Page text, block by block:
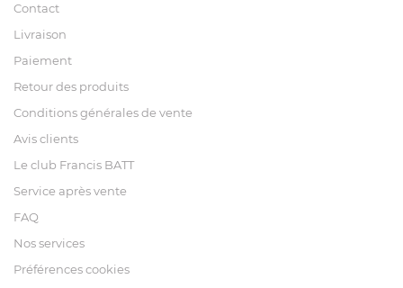
Contact
Livraison
Paiement
Retour des produits
Conditions générales de vente
Avis clients
Le club Francis BATT
Service après vente
FAQ
Nos services
Préférences cookies